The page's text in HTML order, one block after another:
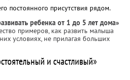
постоянного присутствия рядом.
ребенка от 1 до 5 лет дома»
примеров, как развить малыша
условиях, не прилагая больших
и счастливый»